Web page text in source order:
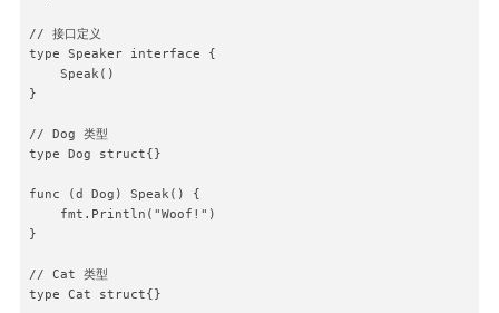
// 接口定义
type Speaker interface {
    Speak()
}
// Dog 类型
type Dog struct{}
func (d Dog) Speak() {
    fmt.Println("Woof!")
}
// Cat 类型
type Cat struct{}